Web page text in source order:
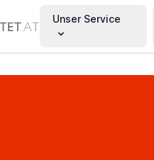
Unser Service